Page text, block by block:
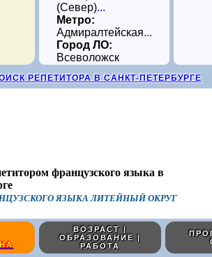
(Север)...
Метро:
Адмиралтейская...
Город ЛО:
Всеволожск
РЕПЕТИТОРА В САНКТ-ПЕТЕРБУРГЕ
ЯЗЫКА ЛИТЕЙНЫЙ ОКРУГ
ВОЗРАСТ |
ОБРАЗОВАНИЕ |
РАБОТА